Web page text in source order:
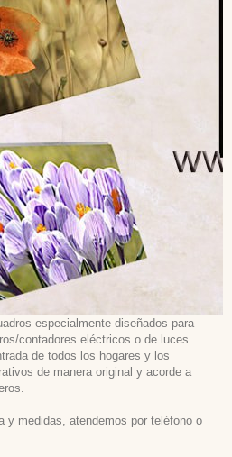
especialmente diseñados para
contadores eléctricos o de luces
de todos los hogares y los
de manera original y acorde a
y medidas, atendemos por teléfono o